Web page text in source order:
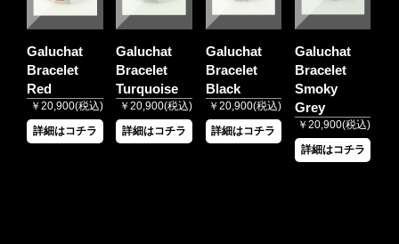
Galuchat
Bracelet
Red
￥20,900(税込)
詳細はコチラ
Galuchat
Bracelet
Turquoise
￥20,900(税込)
詳細はコチラ
Galuchat
Bracelet
Black
￥20,900(税込)
詳細はコチラ
Galuchat
Bracelet
Smoky
Grey
￥20,900(税込)
詳細はコチラ